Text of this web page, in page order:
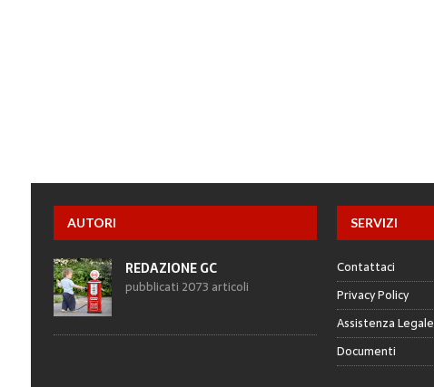
AUTORI
REDAZIONE GC
pubblicati 2073 articoli
SERVIZI
Contattaci
Privacy Policy
Assistenza Legale
Documenti